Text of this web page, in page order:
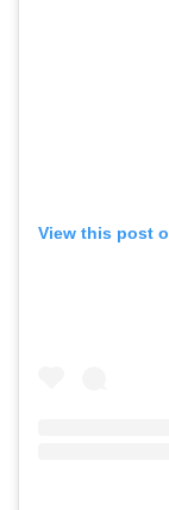
View this post